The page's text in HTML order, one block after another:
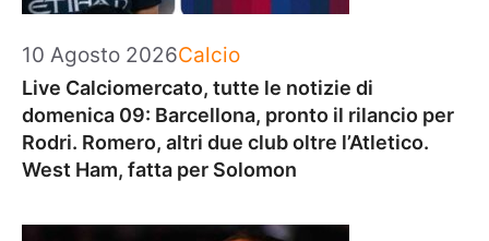
10 Agosto 2026Categorie
Calcio
Live Calciomercato, tutte le notizie di
domenica 09: Barcellona, pronto il rilancio per
Rodri. Romero, altri due club oltre l’Atletico.
West Ham, fatta per Solomon